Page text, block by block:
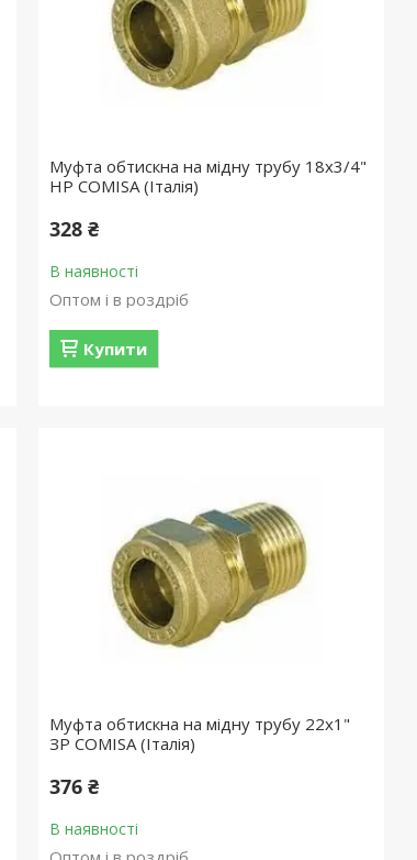
Муфта обтискна на мідну трубу 18х3/4"
НР COMISA (Італія)
328 ₴
В наявності
Оптом і в роздріб
Купити
Муфта обтискна на мідну трубу 22х1"
ЗР COMISA (Італія)
376 ₴
В наявності